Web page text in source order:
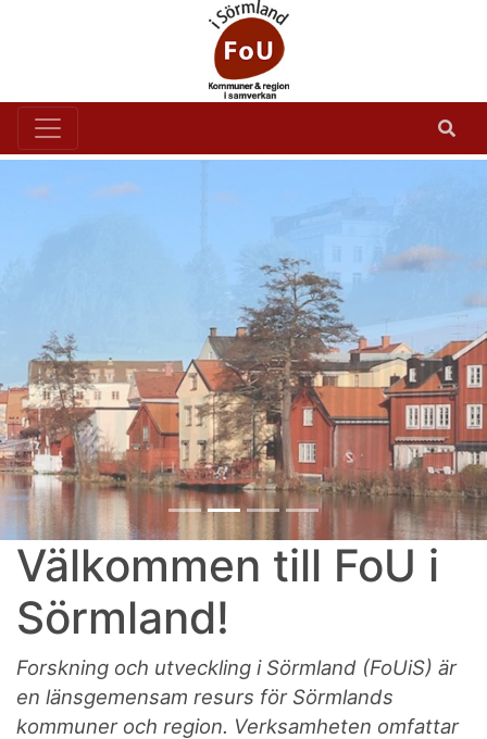
Välkommen till FoU i
Sörmland!
Forskning och utveckling i Sörmland (FoUiS) är
en länsgemensam resurs för Sörmlands
kommuner och region. Verksamheten omfattar